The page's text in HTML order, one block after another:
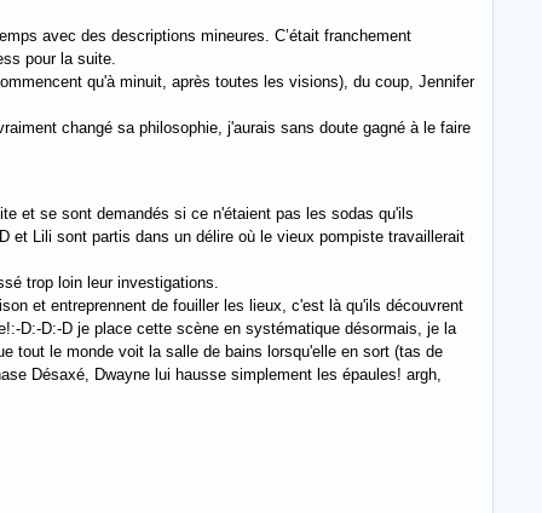
avec des descriptions mineures. C’était franchement
pour la suite.
qu'à minuit, après toutes les visions), du coup, Jennifer
changé sa philosophie, j'aurais sans doute gagné à le faire
et se sont demandés si ce n'étaient pas les sodas qu'ils
et Lili sont partis dans un délire où le vieux pompiste travaillerait
trop loin leur investigations.
et entreprennent de fouiller les lieux, c'est là qu'ils découvrent
D:-D:-D je place cette scène en systématique désormais, je la
tout le monde voit la salle de bains lorsqu'elle en sort (tas de
Désaxé, Dwayne lui hausse simplement les épaules! argh,